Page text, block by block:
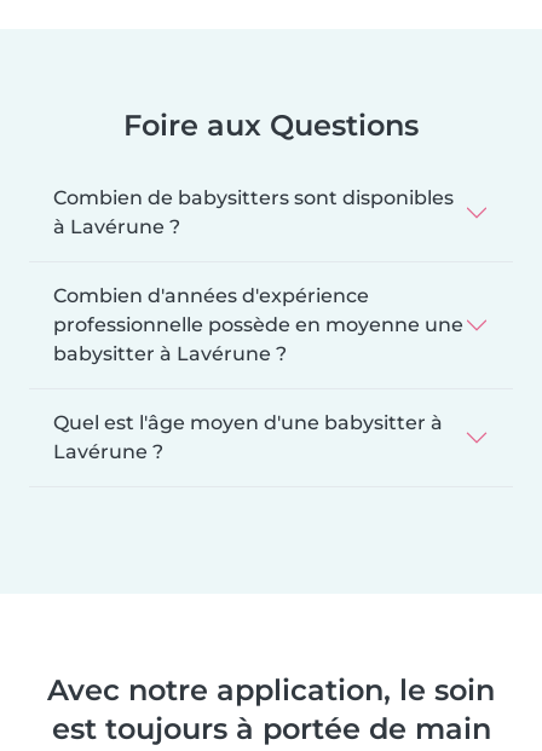
Foire aux Questions
Combien de babysitters sont disponibles
à Lavérune ?
Combien d'années d'expérience
professionnelle possède en moyenne une
babysitter à Lavérune ?
Quel est l'âge moyen d'une babysitter à
Lavérune ?
Avec notre application, le soin
est toujours à portée de main